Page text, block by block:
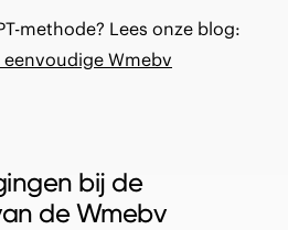
methode? Lees onze blog:
Wmebv
bij de
de Wmebv